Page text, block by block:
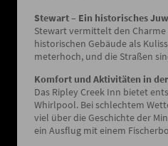
Stewart – Ein historisches
Stewart vermittelt den Charme
historischen Gebäude als
meterhoch, und die Straßen
Komfort und Aktivitäten in
Das Ripley Creek Inn bietet
Whirlpool. Bei schlechtem
viel über die Geschichte der
ein Ausflug mit einem